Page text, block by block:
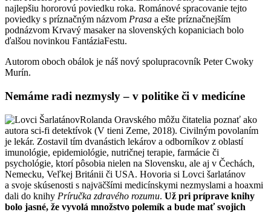
najlepšiu hororovú poviedku roka. Románové spracovanie tejto
poviedky s príznačným názvom Prasa a ešte príznačnejším
podnázvom Krvavý masaker na slovenských kopaniciach bolo
ďalšou novinkou FantáziaFestu.
Autorom oboch obálok je náš nový spolupracovník Peter Cwoky
Murín.
Nemáme radi nezmysly – v politike či v medicíne
Rolanda Oravského môžu čitatelia poznať ako
autora sci-fi detektívok (V tieni Zeme, 2018). Civilným povolaním
je lekár. Zostavil tím dvanástich lekárov a odborníkov z oblastí
imunológie, epidemiológie, nutričnej terapie, farmácie či
psychológie, ktorí pôsobia nielen na Slovensku, ale aj v Čechách,
Nemecku, Veľkej Británii či USA. Hovoria si Lovci šarlatánov
a svoje skúsenosti s najväčšími medicínskymi nezmyslami a hoaxmi
dali do knihy Príručka zdravého rozumu. Už pri príprave knihy
bolo jasné, že vyvolá množstvo polemík a bude mať svojich